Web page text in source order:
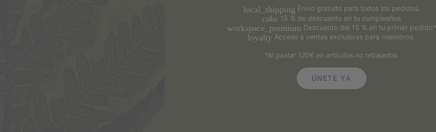
local_shipping Envío gratuito para todos los pedidos.
cake 15 % de descuento en tu cumpleaños
workspace_premium Descuento del 15 % en tu primer pedido*
loyalty Acceso a ventas exclusivas para miembros.
*Al gastar 120€ en artículos no rebajados.
ÚNETE YA